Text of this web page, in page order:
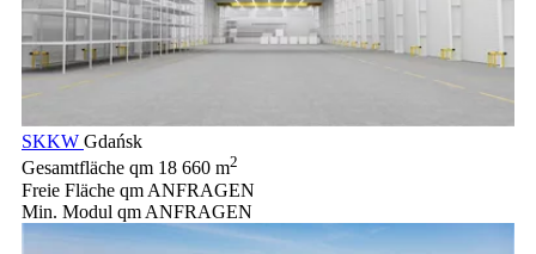
SKKW Gdańsk
Gesamtfläche qm 18 660 m2
Freie Fläche qm ANFRAGEN
Min. Modul qm ANFRAGEN